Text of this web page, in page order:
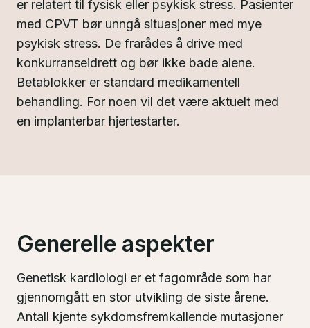
er relatert til fysisk eller psykisk stress. Pasienter
med CPVT bør unngå situasjoner med mye
psykisk stress. De frarådes å drive med
konkurranseidrett og bør ikke bade alene.
Betablokker er standard medikamentell
behandling. For noen vil det være aktuelt med
en implanterbar hjertestarter.
Generelle aspekter
Genetisk kardiologi er et fagområde som har
gjennomgått en stor utvikling de siste årene.
Antall kjente sykdomsfremkallende mutasjoner